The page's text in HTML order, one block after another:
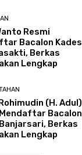
Resmi
Bacalon Kades
Berkas
Lengkap
(H. Adul)
Bacalon
Berkas
Lengkap